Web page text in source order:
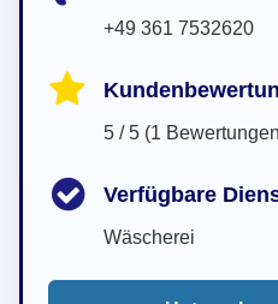
+49 361 7532620
5 / 5 (1
Verfügbare
Wäscherei